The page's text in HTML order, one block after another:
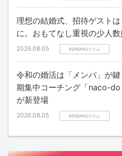
理想の結婚式、招待ゲスト
に。おもてなし重視の少人
2026.08.05 KENSAKUコラム
令和の婚活は「メンパ」が
期集中コーチング「naco-do
が新登場
2026.08.05 KENSAKUコラム